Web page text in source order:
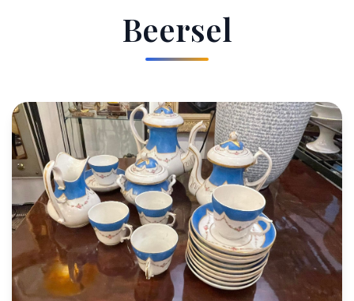
Beersel